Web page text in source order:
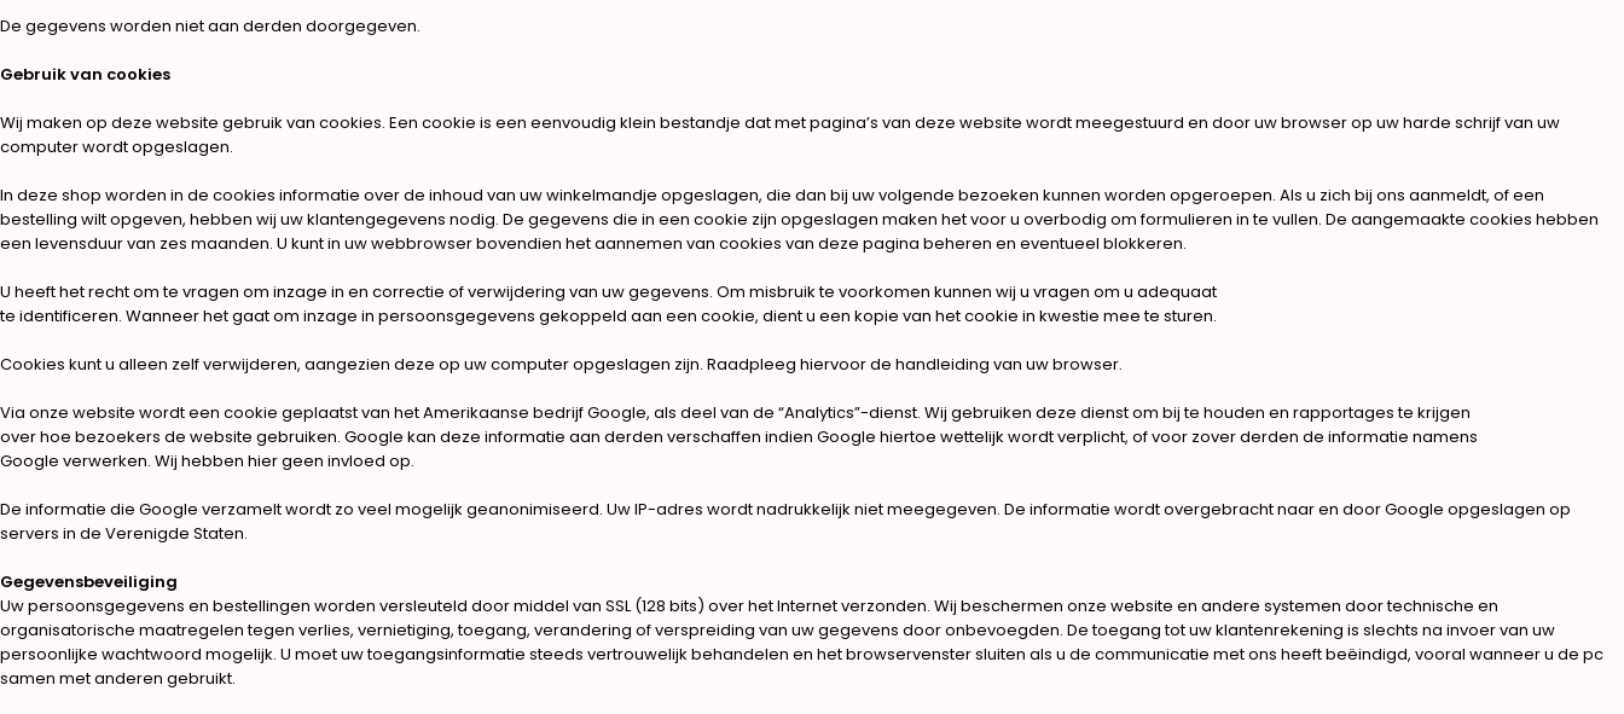
De gegevens worden niet aan derden doorgegeven.
Gebruik van cookies
Wij maken op deze website gebruik van cookies. Een cookie is een eenvoudig klein bestandje dat met pagina’s van deze website wordt meegestuurd en door uw browser op uw harde schrijf van uw
computer wordt opgeslagen.
In deze shop worden in de cookies informatie over de inhoud van uw winkelmandje opgeslagen, die dan bij uw volgende bezoeken kunnen worden opgeroepen. Als u zich bij ons aanmeldt, of een
bestelling wilt opgeven, hebben wij uw klantengegevens nodig. De gegevens die in een cookie zijn opgeslagen maken het voor u overbodig om formulieren in te vullen. De aangemaakte cookies hebben
een levensduur van zes maanden. U kunt in uw webbrowser bovendien het aannemen van cookies van deze pagina beheren en eventueel blokkeren.
U heeft het recht om te vragen om inzage in en correctie of verwijdering van uw gegevens. Om misbruik te voorkomen kunnen wij u vragen om u adequaat
te identificeren. Wanneer het gaat om inzage in persoonsgegevens gekoppeld aan een cookie, dient u een kopie van het cookie in kwestie mee te sturen.
Cookies kunt u alleen zelf verwijderen, aangezien deze op uw computer opgeslagen zijn. Raadpleeg hiervoor de handleiding van uw browser.
Via onze website wordt een cookie geplaatst van het Amerikaanse bedrijf Google, als deel van de “Analytics”-dienst. Wij gebruiken deze dienst om bij te houden en rapportages te krijgen
over hoe bezoekers de website gebruiken. Google kan deze informatie aan derden verschaffen indien Google hiertoe wettelijk wordt verplicht, of voor zover derden de informatie namens
Google verwerken. Wij hebben hier geen invloed op.
De informatie die Google verzamelt wordt zo veel mogelijk geanonimiseerd. Uw IP-adres wordt nadrukkelijk niet meegegeven. De informatie wordt overgebracht naar en door Google opgeslagen op
servers in de Verenigde Staten.
Gegevensbeveiliging
Uw persoonsgegevens en bestellingen worden versleuteld door middel van SSL (128 bits) over het Internet verzonden. Wij beschermen onze website en andere systemen door technische en
organisatorische maatregelen tegen verlies, vernietiging, toegang, verandering of verspreiding van uw gegevens door onbevoegden. De toegang tot uw klantenrekening is slechts na invoer van uw
persoonlijke wachtwoord mogelijk. U moet uw toegangsinformatie steeds vertrouwelijk behandelen en het browservenster sluiten als u de communicatie met ons heeft beëindigd, vooral wanneer u de pc
samen met anderen gebruikt.